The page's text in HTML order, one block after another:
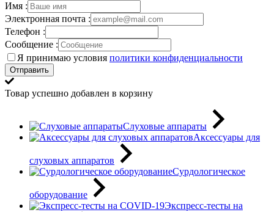
Имя :
Электронная почта :
Телефон :
Сообщение :
Я принимаю условия политики конфиденциальности
Отправить
Товар успешно добавлен в корзину
Слуховые аппараты
Аксессуары для
слуховых аппаратов
Сурдологическое
оборудование
Экспресс-тесты на